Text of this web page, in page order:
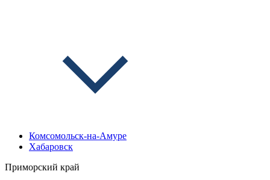
Комсомольск-на-Амуре
Хабаровск
Приморский край